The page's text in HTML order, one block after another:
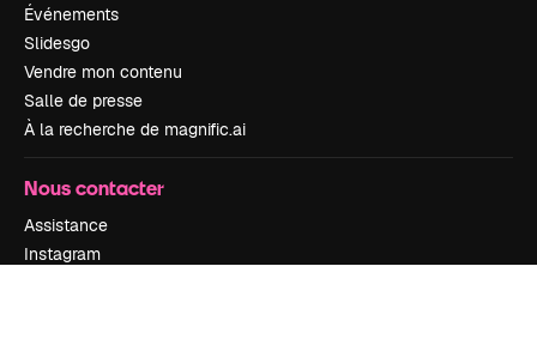
Événements
Slidesgo
Vendre mon contenu
Salle de presse
À la recherche de magnific.ai
Nous contacter
Assistance
Instagram